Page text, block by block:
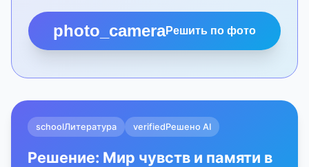
photo_cameraРешить по фото
schoolЛитература verifiedРешено AI
Решение: Мир чувств и памяти в